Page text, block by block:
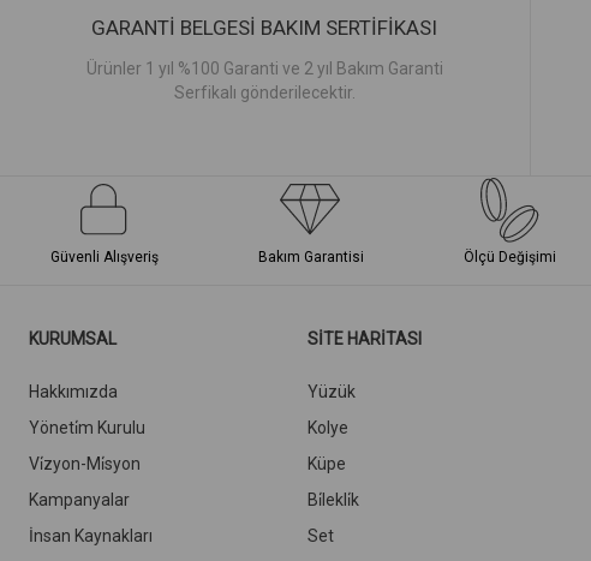
GARANTİ BELGESİ BAKIM SERTİFİKASI
Ürünler 1 yıl %100 Garanti ve 2 yıl Bakım Garanti
Serfikalı gönderilecektir.
Güvenli Alışveriş Bakım Garantisi Ölçü Değişimi
KURUMSAL
Hakkımızda
Yöneti̇m Kurulu
Vi̇zyon-Mi̇syon
Kampanyalar
İnsan Kaynakları
SİTE HARİTASI
Yüzük
Kolye
Küpe
Bi̇lekli̇k
Set